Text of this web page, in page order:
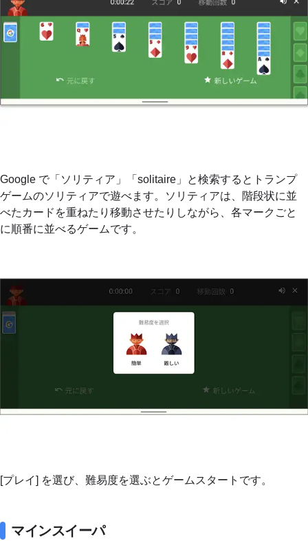
Google で「ソリティア」「solitaire」と検索するとトランプ
ゲームのソリティアで遊べます。ソリティアは、階段状に並
べたカードを重ねたり移動させたりしながら、各マークごと
に順番に並べるゲームです。
[プレイ] を選び、難易度を選ぶとゲームスタートです。
マインスイーパ